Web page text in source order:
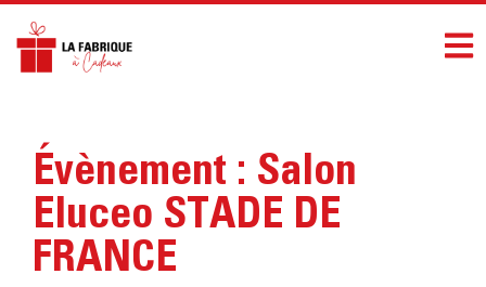
Évènement : Salon
Eluceo STADE DE
FRANCE